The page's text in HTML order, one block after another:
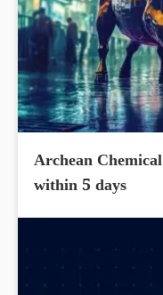
Archean
within 5 days